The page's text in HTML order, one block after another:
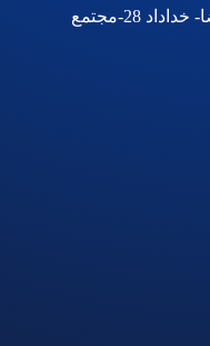
مازندران- بابل- بلوار امام رضا- خداداد 28-مجتمع